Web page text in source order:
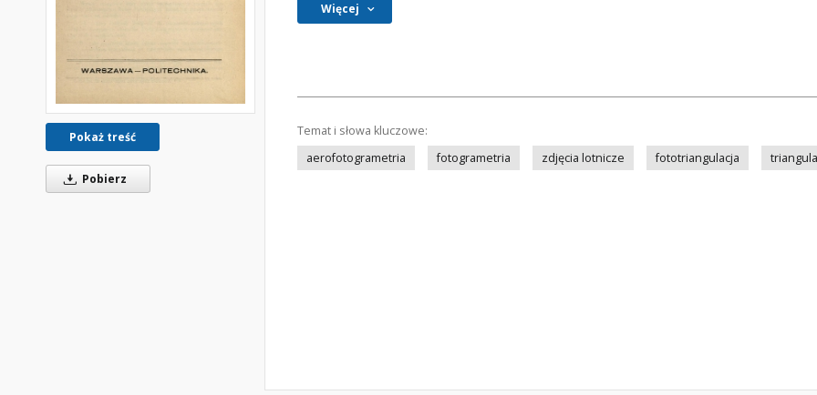
Pokaż treść
Pobierz
Więcej
Temat i słowa kluczowe:
aerofotogrametria
fotogrametria zdjęcia lotnicze fototriangulacja